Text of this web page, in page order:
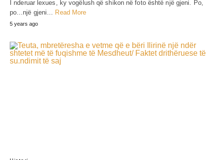
I nderuar lexues, ky vogëlush që shikon në foto është një gjeni. Po,
po…një gjeni… Read More
5 years ago